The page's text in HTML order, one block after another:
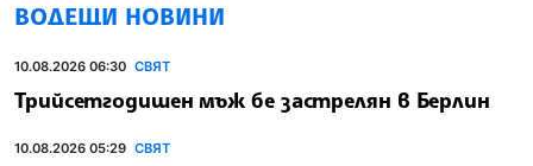
ВОДЕЩИ НОВИНИ
10.08.2026 06:30 СВЯТ
Трийсетгодишен мъж бе застрелян в Берлин
10.08.2026 05:29 СВЯТ